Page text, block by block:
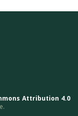
Attribution 4.0